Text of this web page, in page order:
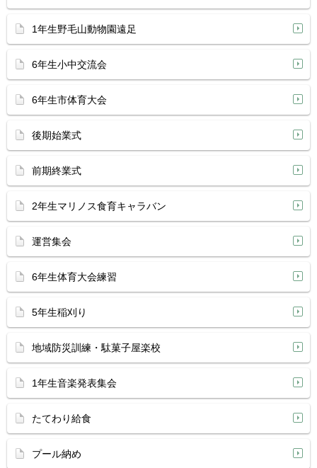
1年生野毛山動物園遠足
6年生小中交流会
6年生市体育大会
後期始業式
前期終業式
2年生マリノス食育キャラバン
運営集会
6年生体育大会練習
5年生稲刈り
地域防災訓練・駄菓子屋楽校
1年生音楽発表集会
たてわり給食
プール納め